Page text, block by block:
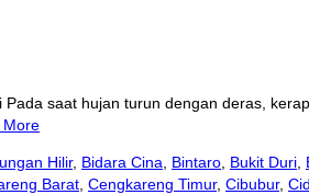
saat hujan turun dengan deras,
More
Hilir, Bidara Cina, Bintaro, Bukit Duri,
Barat, Cengkareng Timur, Cibubur,